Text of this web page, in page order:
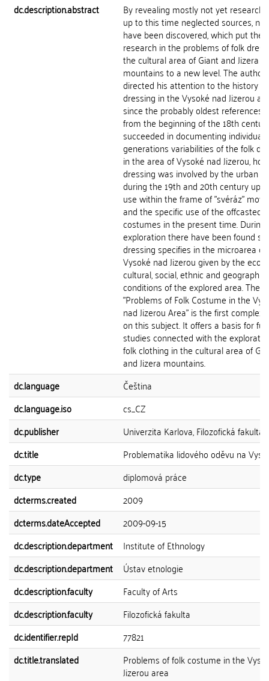
dc.description.abstract
By revealing mostly not yet
up to this time neglected sources,
have been discovered, which put the
research in the problems of folk
the cultural area of Giant and Jizera
mountains to a new level. The author
directed his attention to the history
dressing in the Vysoké nad Jizerou
since the probably oldest references
from the beginning of the 18th
succeeded in documenting individual
generations variabilities of the folk
in the area of Vysoké nad Jizerou,
dressing was involved by the urban
during the 19th and 20th century up
use within the frame of "svéráz"
and the specific use of the offcasted
costumes in the present time. During
exploration there have been found
dressing specifies in the microarea of
Vysoké nad Jizerou given by the
cultural, social, ethnic and geographic
conditions of the explored area. The
"Problems of Folk Costume in the
nad Jizerou Area" is the first complex
on this subject. It offers a basis for
studies connected with the
folk clothing in the cultural area of
and Jizera mountains.
dc.language
Čeština
dc.language.iso
cs_CZ
dc.publisher
Univerzita Karlova, Filozofická fakulta
dc.title
Problematika lidového oděvu na
dc.type
diplomová práce
dcterms.created
2009
dcterms.dateAccepted
2009-09-15
dc.description.department
Institute of Ethnology
dc.description.department
Ústav etnologie
dc.description.faculty
Faculty of Arts
dc.description.faculty
Filozofická fakulta
dc.identifier.repId
77821
dc.title.translated
Problems of folk costume in the
Jizerou area